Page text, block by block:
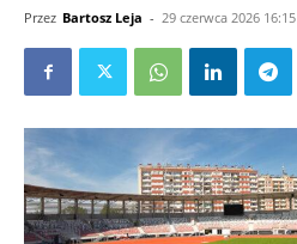
Przez Bartosz Leja - 29 czerwca 2026 16:15